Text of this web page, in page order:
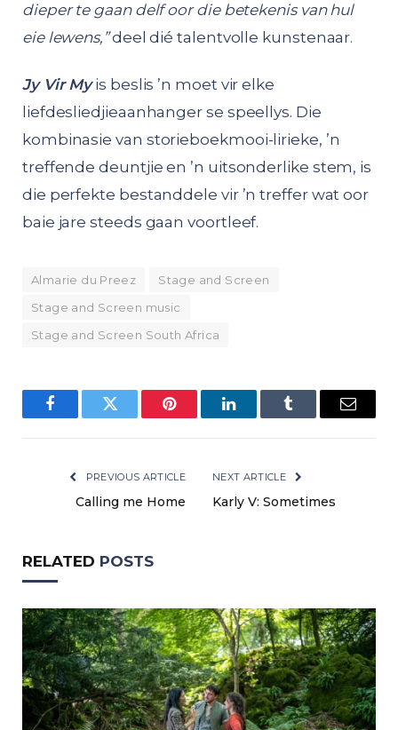
dieper te gaan delf oor die betekenis van hul
eie lewens,”deel dié talentvolle kunstenaar.
Jy Vir Myis beslis ’n moet vir elke
liefdesliedjieaanhanger se speellys. Die
kombinasie van storieboekmooi-lirieke, ’n
treffende deuntjie en ’n uitsonderlike stem, is
die perfekte bestanddele vir ’n treffer wat oor
baie jare steeds gaan voortleef.
Almarie du Preez
Stage and Screen
Stage and Screen music
Stage and Screen South Africa
FacebookTwitter Pinterest LinkedInTumblr Email
PREVIOUS ARTICLE
Calling me Home
NEXT ARTICLE
Karly V: Sometimes
RELATED POSTS